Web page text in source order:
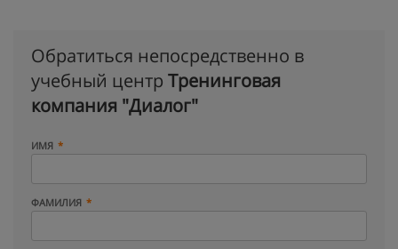
Обратиться непосредственно в
учебный центр Тренинговая
компания "Диалог"
ИМЯ
ФАМИЛИЯ